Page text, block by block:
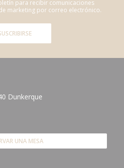
para recibir comunicaciones
marketing por correo electrónico.
Dunkerque
UNA MESA